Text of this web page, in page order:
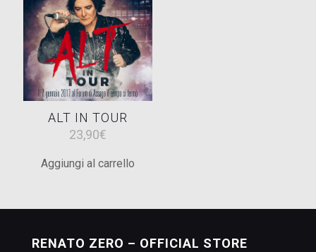
ALT IN TOUR
23,90€
Aggiungi al carrello
RENATO ZERO – OFFICIAL STORE